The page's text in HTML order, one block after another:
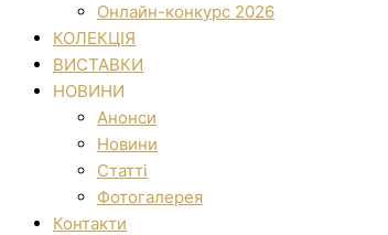
Онлайн-конкурс 2026
КОЛЕКЦІЯ
ВИСТАВКИ
НОВИНИ
Анонси
Новини
Статті
Фотогалерея
Контакти